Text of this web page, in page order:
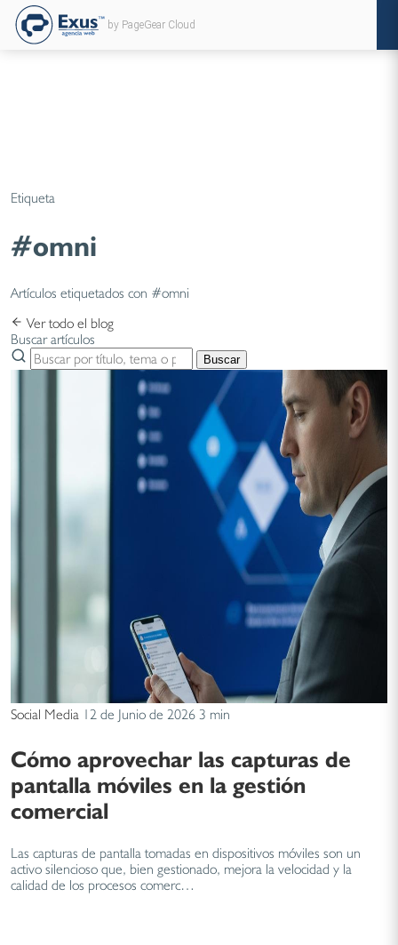
by PageGear Cloud
Etiqueta
#omni
Artículos etiquetados con #omni
Ver todo el blog
Buscar artículos
Buscar
Social Media 12 de Junio de 2026 3 min
Cómo aprovechar las capturas de
pantalla móviles en la gestión
comercial
Las capturas de pantalla tomadas en dispositivos móviles son un
activo silencioso que, bien gestionado, mejora la velocidad y la
calidad de los procesos comerc…